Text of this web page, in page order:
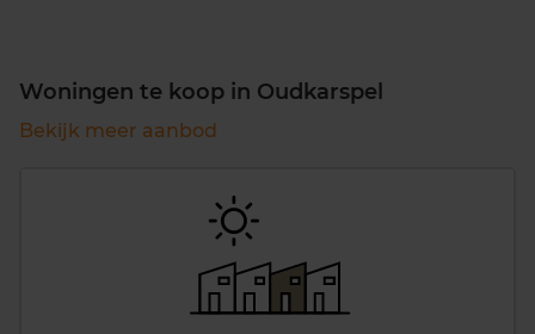
Woningen te koop in Oudkarspel
Bekijk meer aanbod